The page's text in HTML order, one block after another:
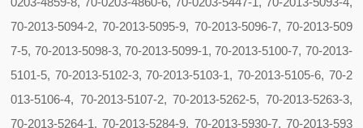
70-2013-5094-2, 70-2013-5095-9, 70-2013-5096-7, 70-2013-509
7-5, 70-2013-5098-3, 70-2013-5099-1, 70-2013-5100-7, 70-2013-
5101-5, 70-2013-5102-3, 70-2013-5103-1, 70-2013-5105-6, 70-2
013-5106-4, 70-2013-5107-2, 70-2013-5262-5, 70-2013-5263-3,
70-2013-5264-1, 70-2013-5284-9, 70-2013-5930-7, 70-2013-593